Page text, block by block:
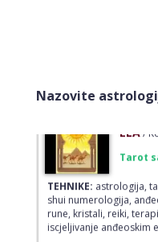
Nazovite
TEHNIKE:astrologija,
shui numerologija,
rune, kristali, reiki,
iscjeljivanje anđeoskim